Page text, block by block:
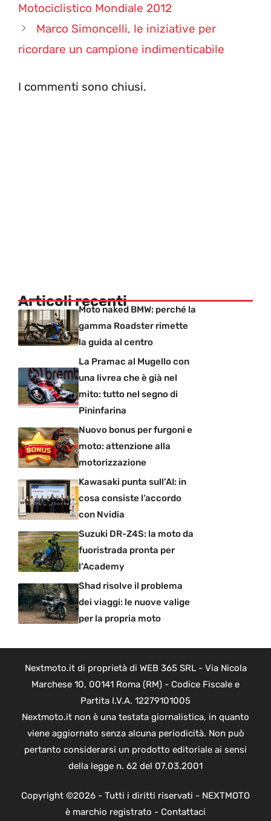
Motociclistico Mondiale 2012
Marco Simoncelli, le iniziative per
ricordare un campione indimenticabile
I commenti sono chiusi.
Articoli recentiMoto naked BMW: perché la
gamma Roadster rimette
la guida al centro
La Pramac al Mugello con
una livrea che è già nel
mito: tutto nel segno di
Pininfarina
Nuovo bonus per furgoni e
moto: attenzione alla
motorizzazione
Kawasaki punta sull’AI: in
cosa consiste l’accordo
con Nvidia
Suzuki DR-Z4S: la moto da
fuoristrada pronta per
l’Academy
Shad risolve il problema
dei viaggi: le nuove valige
per la propria moto
Nextmoto.it di proprietà di WEB 365 SRL - Via Nicola
Marchese 10, 00141 Roma (RM) - Codice Fiscale e
Partita I.V.A. 12279101005
Nextmoto.it non è una testata giornalistica, in quanto
viene aggiornato senza alcuna periodicità. Non può
pertanto considerarsi un prodotto editoriale ai sensi
della legge n. 62 del 07.03.2001
Copyright ©2026 - Tutti i diritti riservati - NEXTMOTO
è marchio registrato - Contattaci